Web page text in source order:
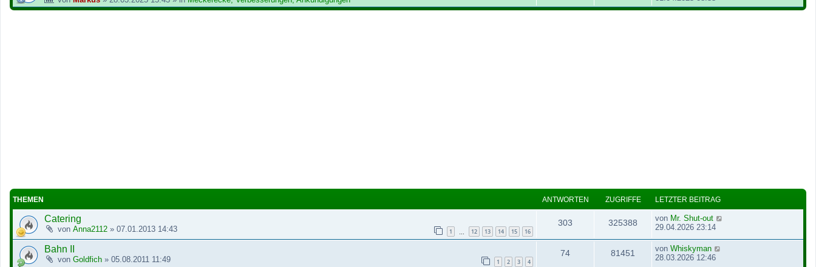
THEMEN ANTWORTEN ZUGRIFFE LETZTER BEITRAG
Catering
von Anna2112 » 07.01.2013 14:43 1 12 13 14 15 16
303 325388 von Mr. Shut-out
29.04.2026 23:14
Bahn II
von Goldfich » 05.08.2011 11:49 1 2 3 4
74 81451 von Whiskyman
28.03.2026 12:46